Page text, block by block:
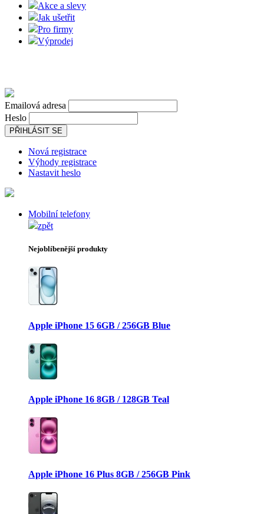
Akce a slevy
Jak ušetřit
Pro firmy
Výprodej
Emailová adresa
Heslo
PŘIHLÁSIT SE
Nová registrace
Výhody registrace
Nastavit heslo
Mobilní telefony
zpět
Nejoblíbenější produkty
Apple iPhone 15 6GB / 256GB Blue
Apple iPhone 16 8GB / 128GB Teal
Apple iPhone 16 Plus 8GB / 256GB Pink